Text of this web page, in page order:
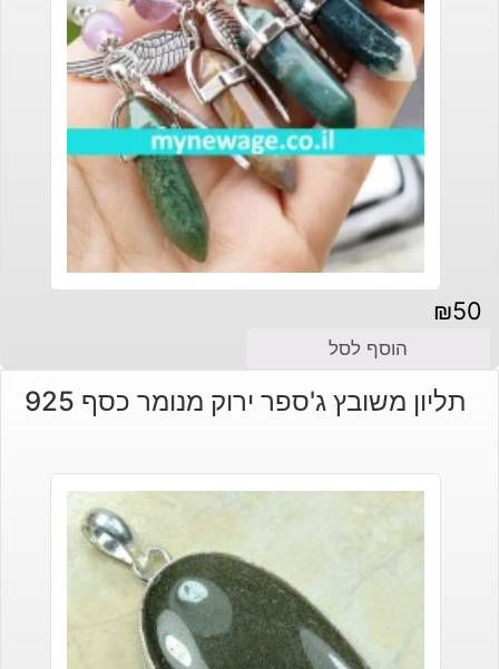
₪50
הוסף לסל
תליון משובץ ג'ספר ירוק מנומר כסף 925